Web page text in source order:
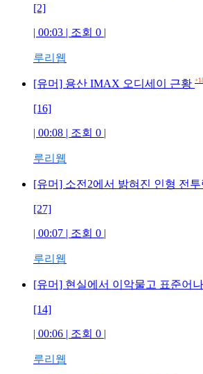
[2]
| 00:03 | 조회 0 |
루리웹
[유머] 용산 IMAX 오디세이 근황
[16]
| 00:08 | 조회 0 |
루리웹
[유머] 소전2에서 밝혀진 인형 전투
[27]
| 00:07 | 조회 0 |
루리웹
[유머] 현실에서 이악물고 표준어
[14]
| 00:06 | 조회 0 |
루리웹